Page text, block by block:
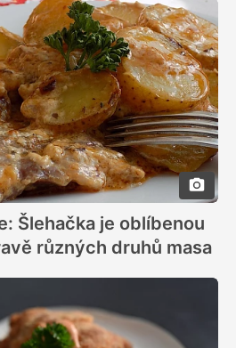
Šlehačka je oblíbenou
různých druhů masa